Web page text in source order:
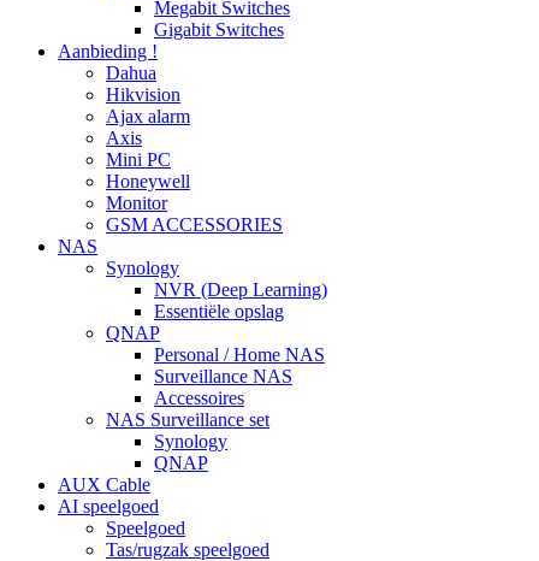
Megabit Switches
Gigabit Switches
Aanbieding !
Dahua
Hikvision
Ajax alarm
Axis
Mini PC
Honeywell
Monitor
GSM ACCESSORIES
NAS
Synology
NVR (Deep Learning)
Essentiële opslag
QNAP
Personal / Home NAS
Surveillance NAS
Accessoires
NAS Surveillance set
Synology
QNAP
AUX Cable
AI speelgoed
Speelgoed
Tas/rugzak speelgoed